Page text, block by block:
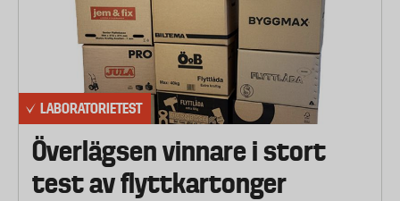
LABORATORIETEST
Överlägsen vinnare i stort
test av flyttkartonger